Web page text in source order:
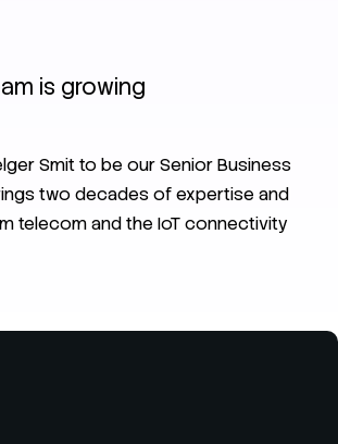
is growing
Smit to be our Senior Business
two decades of expertise and
telecom and the IoT connectivity